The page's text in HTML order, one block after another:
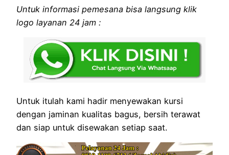
Untuk informasi pemesana bisa langsung klik
logo layanan 24 jam :
Untuk itulah kami hadir menyewakan kursi
dengan jaminan kualitas bagus, bersih terawat
dan siap untuk disewakan setiap saat.